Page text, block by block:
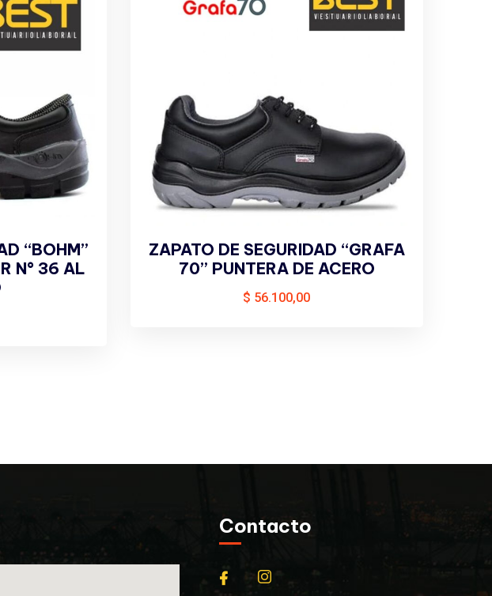
“BOHM”
N° 36 AL
ZAPATO DE SEGURIDAD “GRAFA
70” PUNTERA DE ACERO
$ 56.100,00
Contacto